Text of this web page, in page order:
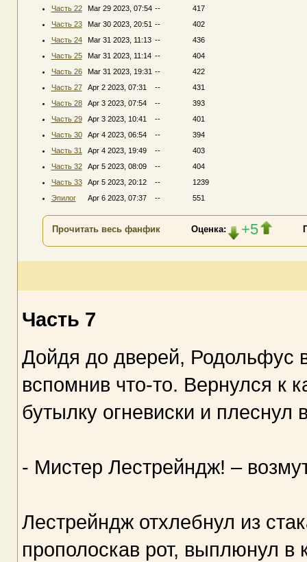
Часть 22
Mar 29 2023, 07:54 --
417
Часть 23
Mar 30 2023, 20:51 --
402
Часть 24
Mar 31 2023, 11:13 --
436
Часть 25
Mar 31 2023, 11:14 --
404
Часть 26
Mar 31 2023, 19:31 --
422
Часть 27
Apr 2 2023, 07:31 --
431
Часть 28
Apr 3 2023, 07:54 --
393
Часть 29
Apr 3 2023, 10:41 --
401
Часть 30
Apr 4 2023, 06:54 --
394
Часть 31
Apr 4 2023, 19:49 --
403
Часть 32
Apr 5 2023, 08:09 --
404
Часть 33
Apr 5 2023, 20:12 --
1239
Эпилог
Apr 6 2023, 07:37 -- 551
Прочитать весь фанфик Оценка: +5
Часть 7
Дойдя до дверей, Родольфус
вспомнив что-то. Вернулся к
бутылку огневиски и плеснул
- Мистер Лестрейндж! –
Лестрейндж отхлебнул из
прополоскав рот, выплюнул в